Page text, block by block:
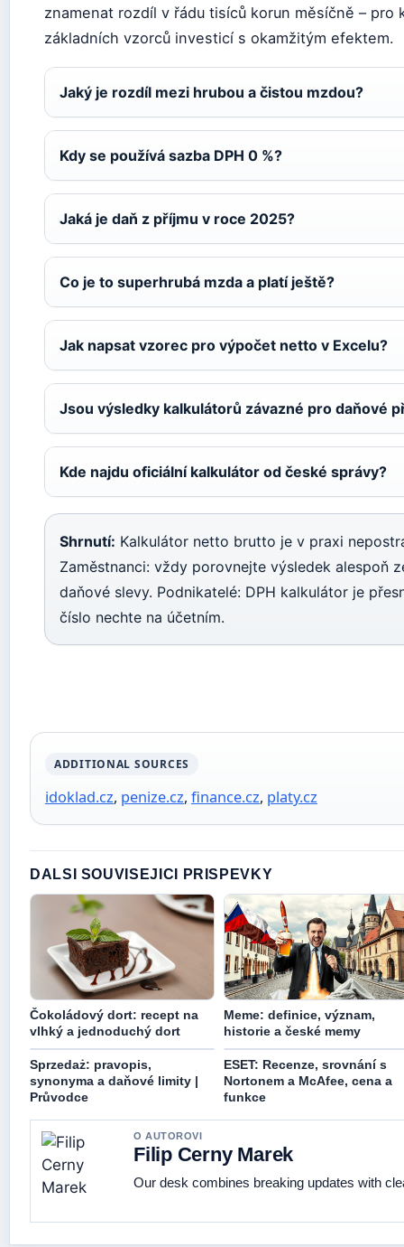
znamenat rozdíl v řádu tisíců korun měsíčně –
základních vzorců investicí s okamžitým efektem.
Jaký je rozdíl mezi hrubou a čistou mzdou?
Kdy se používá sazba DPH 0 %?
Jaká je daň z příjmu v roce 2025?
Co je to superhrubá mzda a platí ještě?
Jak napsat vzorec pro výpočet netto v Excelu?
Jsou výsledky kalkulátorů závazné pro daňové
Kde najdu oficiální kalkulátor od české správy?
Shrnutí: Kalkulátor netto brutto je v praxi
Zaměstnanci: vždy porovnejte výsledek alespoň
daňové slevy. Podnikatelé: DPH kalkulátor je
číslo nechte na účetním.
ADDITIONAL SOURCES
idoklad.cz, penize.cz, finance.cz, platy.cz
DALSI SOUVISEJICI PRISPEVKY
Čokoládový dort: recept na
vlhký a jednoduchý dort
Meme: definice, význam,
historie a české memy
Sprzedaż: pravopis,
synonyma a daňové limity |
Průvodce
ESET: Recenze, srovnání s
Nortonem a McAfee, cena a
funkce
O AUTOROVI
Filip Cerny Marek
Our desk combines breaking updates with